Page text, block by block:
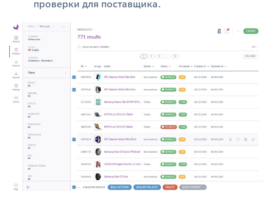
проверки для поставщика.